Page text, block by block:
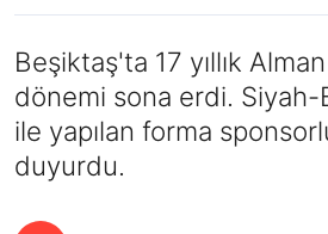
Beşiktaş'ta 17 yıllık
dönemi sona erdi. Siyah-
ile yapılan forma
duyurdu.